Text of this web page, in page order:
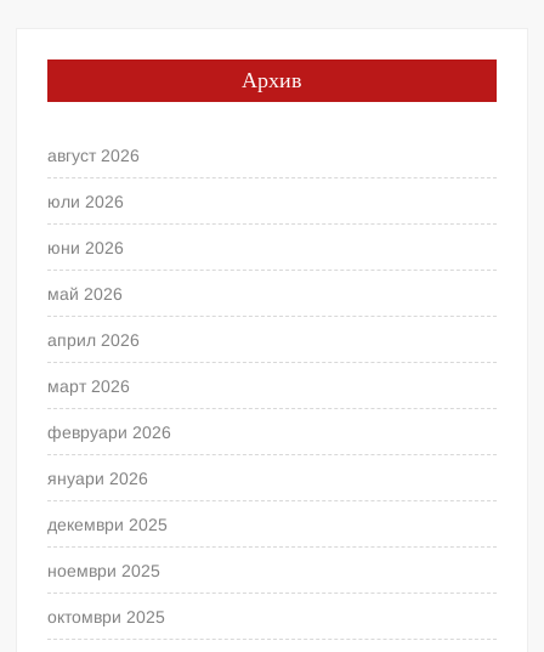
Архив
август 2026
юли 2026
юни 2026
май 2026
април 2026
март 2026
февруари 2026
януари 2026
декември 2025
ноември 2025
октомври 2025